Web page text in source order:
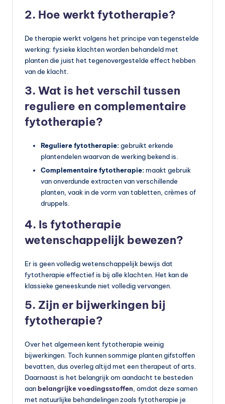
2. Hoe werkt fytotherapie?
De therapie werkt volgens het principe van tegenstelde
werking: fysieke klachten worden behandeld met
planten die juist het tegenovergestelde effect hebben
van de klacht.
3. Wat is het verschil tussen
reguliere en complementaire
fytotherapie?
Reguliere fytotherapie:gebruikt erkende
plantendelen waarvan de werking bekend is.
Complementaire fytotherapie:maakt gebruik
van onverdunde extracten van verschillende
planten, vaak in de vorm van tabletten, crèmes of
druppels.
4. Is fytotherapie
wetenschappelijk bewezen?
Er is geen volledig wetenschappelijk bewijs dat
fytotherapie effectief is bij alle klachten. Het kan de
klassieke geneeskunde niet volledig vervangen.
5. Zijn er bijwerkingen bij
fytotherapie?
Over het algemeen kent fytotherapie weinig
bijwerkingen. Toch kunnen sommige planten gifstoffen
bevatten, dus overleg altijd met een therapeut of arts.
Daarnaast is het belangrijk om aandacht te besteden
aan belangrijke voedingsstoffen , omdat deze samen
met natuurlijke behandelingen zoals fytotherapie je